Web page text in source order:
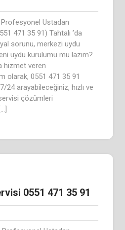
Profesyonel Ustadan
471 35 91) Tahtalı ’da
sorunu, merkezi uydu
uydu kurulumu mu lazım?
hizmet veren
olarak, 0551 471 35 91
24 arayabileceğiniz, hızlı ve
çözümleri
0551 471 35 91